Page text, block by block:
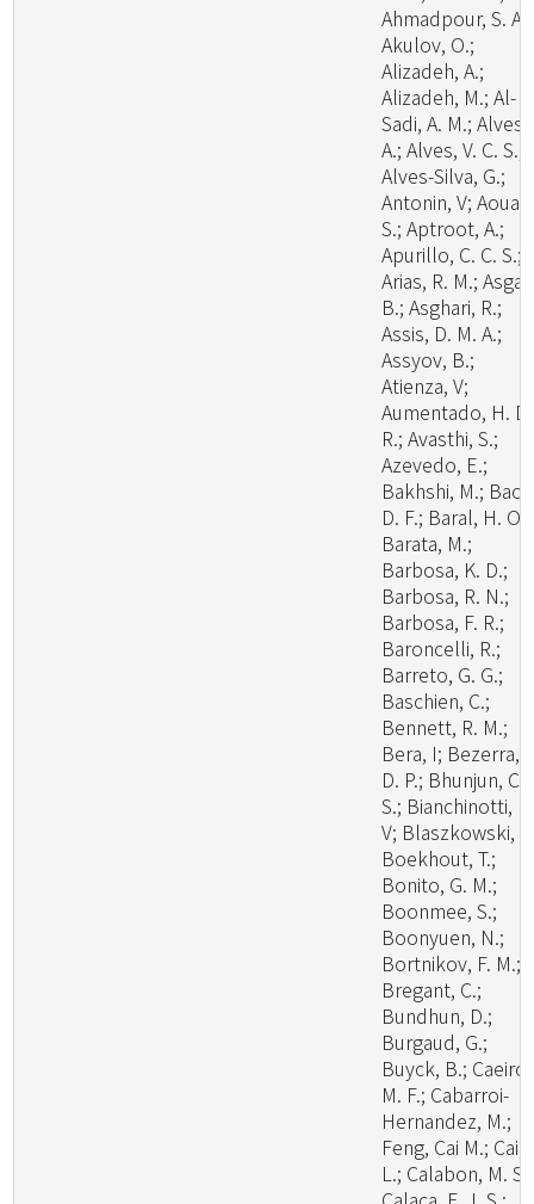
Ahmadpour, S. A.;
Akulov, O.;
Alizadeh, A.;
Alizadeh, M.; Al-
Sadi, A. M.; Alves,
A.; Alves, V. C. S.;
Alves-Silva, G.;
Antonin, V; Aouali,
S.; Aptroot, A.;
Apurillo, C. C. S.;
Arias, R. M.;
B.; Asghari, R.;
Assis, D. M. A.;
Assyov, B.;
Atienza, V;
Aumentado, H. D.
R.; Avasthi, S.;
Azevedo, E.;
Bakhshi, M.; Bao,
D. F.; Baral, H. O.;
Barata, M.;
Barbosa, K. D.;
Barbosa, R. N.;
Barbosa, F. R.;
Baroncelli, R.;
Barreto, G. G.;
Baschien, C.;
Bennett, R. M.;
Bera, I; Bezerra,
D. P.; Bhunjun, C.
S.; Bianchinotti,
V; Blaszkowski,
Boekhout, T.;
Bonito, G. M.;
Boonmee, S.;
Boonyuen, N.;
Bortnikov, F. M.;
Bregant, C.;
Bundhun, D.;
Burgaud, G.;
Buyck, B.; Caeiro,
M. F.; Cabarroi-
Hernandez, M.;
Feng, Cai M.; Cai,
L.; Calabon, M. S.;